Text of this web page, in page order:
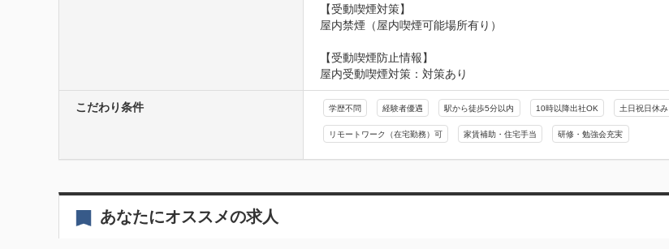
【受動喫煙対策】
屋内禁煙（屋内喫煙可能場所有り）
【受動喫煙防止情報】
屋内受動喫煙対策：対策あり
こだわり条件 学歴不問 経験者優遇 駅から徒歩5分以内 10時以降出社OK 土日祝日休み
リモートワーク（在宅勤務）可 家賃補助・住宅手当 研修・勉強会充実
あなたにオススメの求人